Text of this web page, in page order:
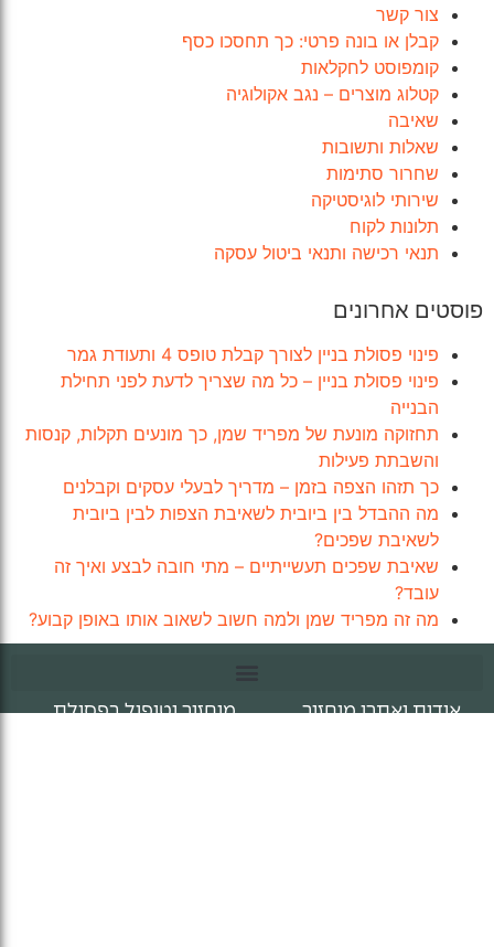
צור קשר
קבלן או בונה פרטי: כך תחסכו כסף
קומפוסט לחקלאות
קטלוג מוצרים – נגב אקולוגיה
שאיבה
שאלות ותשובות
שחרור סתימות
שירותי לוגיסטיקה
תלונות לקוח
תנאי רכישה ותנאי ביטול עסקה
פוסטים אחרונים
פינוי פסולת בניין לצורך קבלת טופס 4 ותעודת גמר
פינוי פסולת בניין – כל מה שצריך לדעת לפני תחילת
הבנייה
תחזוקה מונעת של מפריד שמן, כך מונעים תקלות, קנסות
והשבתת פעילות
כך תזהו הצפה בזמן – מדריך לבעלי עסקים וקבלנים
מה ההבדל בין ביובית לשאיבת הצפות לבין ביובית
לשאיבת שפכים?
שאיבת שפכים תעשייתיים – מתי חובה לבצע ואיך זה
עובד?
מה זה מפריד שמן ולמה חשוב לשאוב אותו באופן קבוע?
אודות ואתרי מיחזור מיחזור וטיפול בפסולת